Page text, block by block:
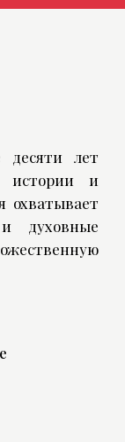
десяти лет
истории и
охватывает
и духовные